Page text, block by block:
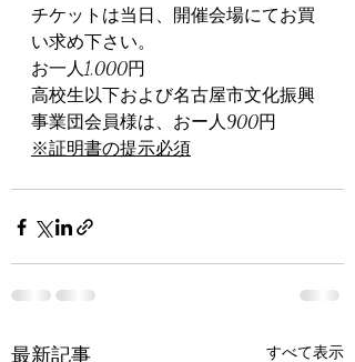
チケットは当日、開催会場にてお買
い求め下さい。
お一人1,000円
高校生以下および名古屋市文化振興
事業団会員様は、おー人900円
※証明書の提示必須
最新記事 すべて表示